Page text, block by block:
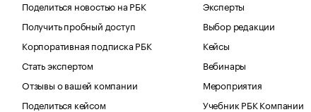
Поделиться новостью на РБК
Получить пробный доступ
Корпоративная подписка РБК
Стать экспертом
Отзывы о вашей компании
Поделиться кейсом
Эксперты
Выбор редакции
Кейсы
Вебинары
Мероприятия
Учебник РБК Компании